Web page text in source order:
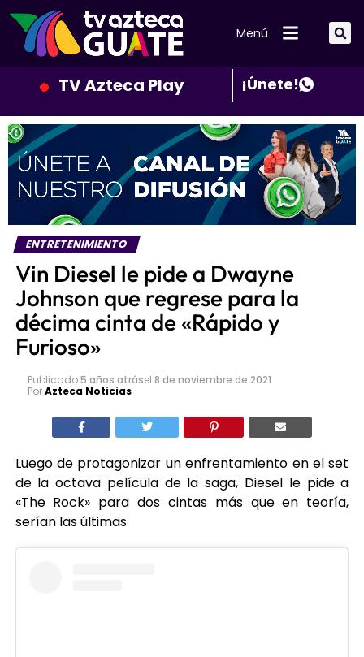
Menú
TV Azteca Play ¡Únete!
ENTRETENIMIENTO
Vin Diesel le pide a Dwayne
Johnson que regrese para la
décima cinta de «Rápido y
Furioso»
Publicado5 años atrásel 8 de noviembre de 2021
PorAzteca Noticias
Luego de protagonizar un enfrentamiento en el set
de la octava película de la saga, Diesel le pide a
«The Rock» para dos cintas más que en teoría,
serían las últimas.